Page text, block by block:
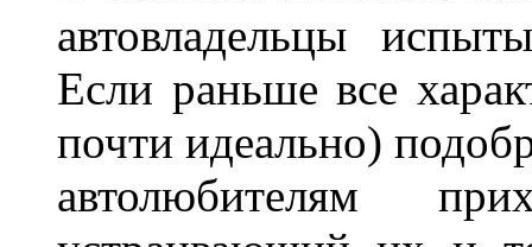
автовладельцы
Если раньше все
почти идеально)
автолюбителям